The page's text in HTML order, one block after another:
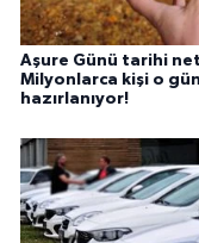
Aşure Günü tarihi
Milyonlarca kişi o
hazırlanıyor!